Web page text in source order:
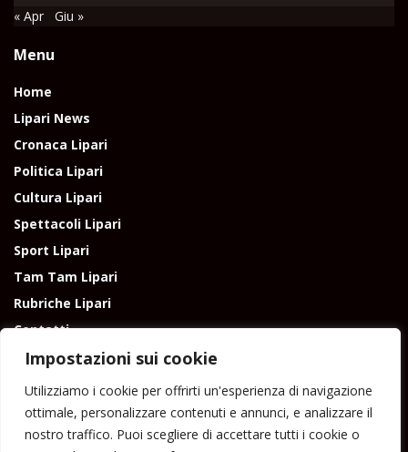
Impostazioni sui cookie
Utilizziamo i cookie per offrirti un'esperienza di navigazione
ottimale, personalizzare contenuti e annunci, e analizzare il
nostro traffico. Puoi scegliere di accettare tutti i cookie o
« Apr Giu »
Menu
Home
Lipari News
Cronaca Lipari
Politica Lipari
Cultura Lipari
Spettacoli Lipari
Sport Lipari
Tam Tam Lipari
Rubriche Lipari
Contatti
Direttore responsabile: Peppe Paino - Eolmedia, via Zinzolo, 20 - 980555 -